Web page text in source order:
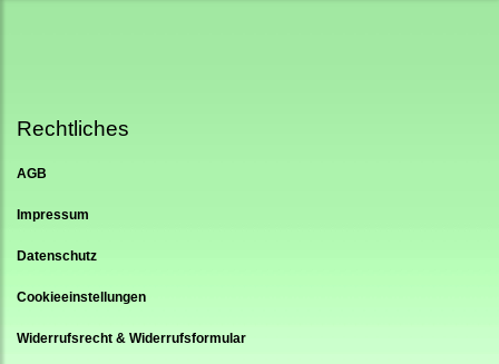
Rechtliches
AGB
Impressum
Datenschutz
Cookieeinstellungen
Widerrufsrecht & Widerrufsformular